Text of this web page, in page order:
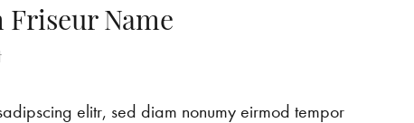
Name
elitr, sed diam nonumy eirmod tempor